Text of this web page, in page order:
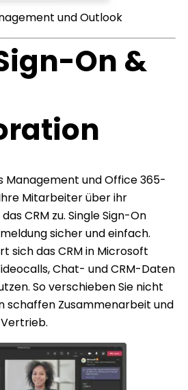
und Outlook
On &
Management und Office 365-
Mitarbeiter über ihr
CRM zu. Single Sign-On
sicher und einfach.
sich das CRM in Microsoft
Chat- und CRM-Daten
So verschieben Sie nicht
schaffen Zusammenarbeit und